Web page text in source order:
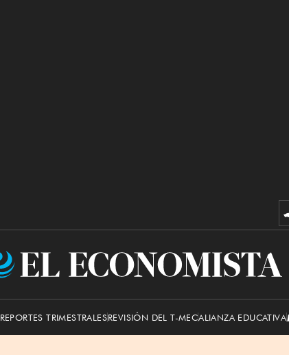
El
REPORTES TRIMESTRALESREVISIÓN DEL T-MECALIANZA EDUCATIVA